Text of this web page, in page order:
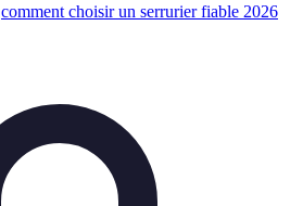
comment choisir un serrurier fiable 2026